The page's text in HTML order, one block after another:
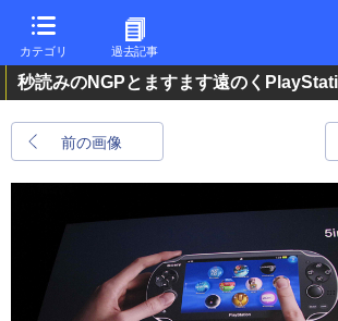
カテゴリ 過去記事
秒読みのNGPとますます遠のく
前の画像